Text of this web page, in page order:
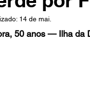
Arteterapia
14 de mai.
50 anos — Ilha da